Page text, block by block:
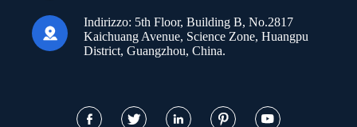

Indirizzo: 5th Floor, Building B, No.2817
Kaichuang Avenue, Science Zone, Huangpu
District, Guangzhou, China.
    